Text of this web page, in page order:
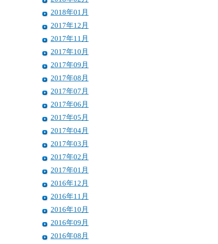
2018年01月
2017年12月
2017年11月
2017年10月
2017年09月
2017年08月
2017年07月
2017年06月
2017年05月
2017年04月
2017年03月
2017年02月
2017年01月
2016年12月
2016年11月
2016年10月
2016年09月
2016年08月